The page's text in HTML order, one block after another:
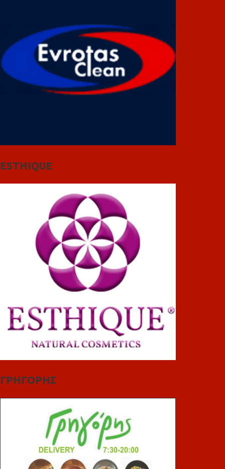
ESTHIQUE
ΓΡΗΓΟΡΗΣ